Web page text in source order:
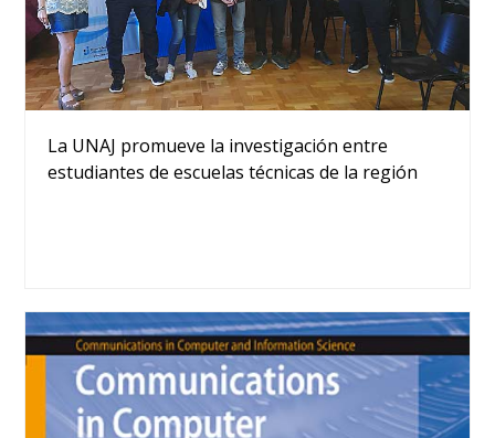
La UNAJ promueve la investigación entre
estudiantes de escuelas técnicas de la región